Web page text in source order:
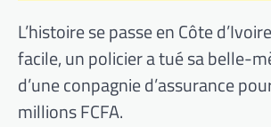
L’histoire se passe en Côte
facile, un policier a tué sa belle-
d’une conpagnie d’assurance
millions FCFA.